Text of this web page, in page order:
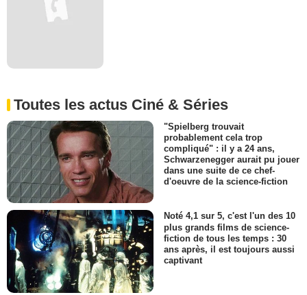
Toutes les actus Ciné & Séries
"Spielberg trouvait
probablement cela trop
compliqué" : il y a 24 ans,
Schwarzenegger aurait pu jouer
dans une suite de ce chef-
d'oeuvre de la science-fiction
Noté 4,1 sur 5, c'est l'un des 10
plus grands films de science-
fiction de tous les temps : 30
ans après, il est toujours aussi
captivant